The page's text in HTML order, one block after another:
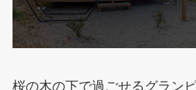
桜の木の下で過ごせるグラン